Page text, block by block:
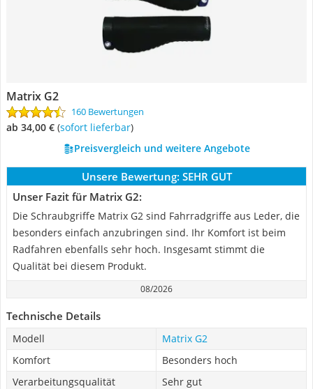
Matrix G2
160 Bewertungen
ab 34,00 € ( Sofort lieferbar)
Preisvergleich und weitere Angebote
Unsere Bewertung: SEHR GUT
Unser Fazit für Matrix G2:
Die Schraubgriffe Matrix G2 sind Fahrradgriffe aus Leder, die
besonders einfach anzubringen sind. Ihr Komfort ist beim
Radfahren ebenfalls sehr hoch. Insgesamt stimmt die
Qualität bei diesem Produkt.
08/2026
Technische Details
Modell
Matrix G2
Komfort
Besonders hoch
Verarbeitungsqualität
Sehr gut